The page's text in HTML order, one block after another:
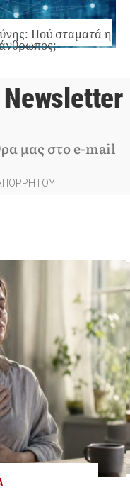
Πού σταματά η
Newsletter
μας στο e-mail